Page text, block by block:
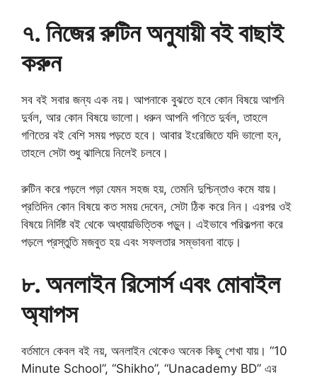
৭. নিজের রুটিন অনুযায়ী বই বাছাই
করুন
সব বই সবার জন্য এক নয়। আপনাকে বুঝতে হবে কোন বিষয়ে আপনি
দুর্বল, আর কোন বিষয়ে ভালো। ধরুন আপনি গণিতে দুর্বল, তাহলে
গণিতের বই বেশি সময় পড়তে হবে। আবার ইংরেজিতে যদি ভালো হন,
তাহলে সেটা শুধু ঝালিয়ে নিলেই চলবে।
রুটিন করে পড়লে পড়া যেমন সহজ হয়, তেমনি দুশ্চিন্তাও কমে যায়।
প্রতিদিন কোন বিষয়ে কত সময় দেবেন, সেটা ঠিক করে নিন। এরপর ওই
বিষয়ে নির্দিষ্ট বই থেকে অধ্যায়ভিত্তিক পড়ুন। এইভাবে পরিকল্পনা করে
পড়লে প্রস্তুতি মজবুত হয় এবং সফলতার সম্ভাবনা বাড়ে।
৮. অনলাইন রিসোর্স এবং মোবাইল
অ্যাপস
বর্তমানে কেবল বই নয়, অনলাইন থেকেও অনেক কিছু শেখা যায়। “10
Minute School”, “Shikho”, “Unacademy BD” এর